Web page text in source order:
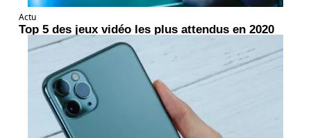
Actu
Top 5 des jeux vidéo les plus attendus en 2020